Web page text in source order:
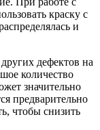
краску с
и
дефектов на
количество
значительно
предварительно
чтобы снизить